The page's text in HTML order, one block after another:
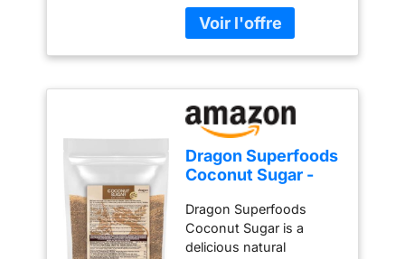
Dragon Superfoods
Coconut Sugar -
Unrefined, Vegan
and Gluten-Free -
1kg
Dragon Superfoods
Coconut Sugar is a
delicious natural